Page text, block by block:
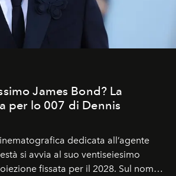
James Bond? La
per lo 007 di Dennis
dedicata all’agente
si avvia al suo ventiseiesimo
fissata per il 2028. Sul nome